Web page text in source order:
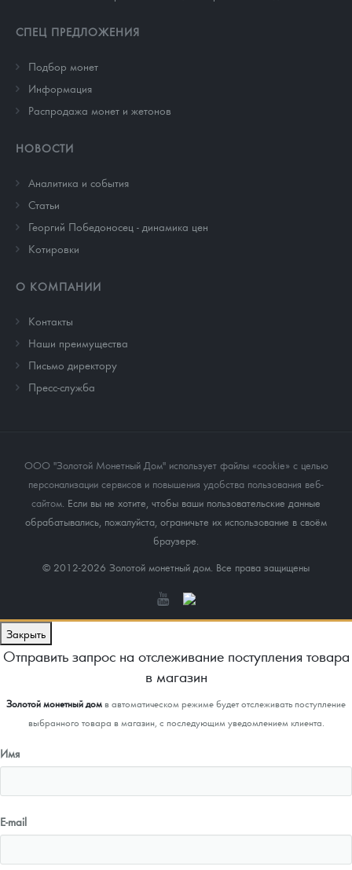
СПЕЦ ПРЕДЛОЖЕНИЯ
Подбор монет
Информация
Распродажа монет и жетонов
НОВОСТИ
Аналитика и события
Cтатьи
Георгий Победоносец - динамика цен
Котировки
О КОМПАНИИ
Контакты
Наши преимущества
Письмо директору
Пресс-служба
ООО "Золотой Монетный Дом" использует файлы «cookie» с целью
персонализации сервисов и повышения удобства пользования веб-
сайтом . Если вы не хотите, чтобы ваши пользовательские данные
обрабатывались, пожалуйста, ограничьте их использование в своём
браузере.
© 2012-2026 Золотой монетный дом. Все права защищены
Закрыть
Отправить запрос на отслеживание поступления товара
в магазин
Золотой монетный домв автоматическом режиме будет отслеживать поступление
выбранного товара в магазин, с последующим уведомлением клиента.
Имя
E-mail